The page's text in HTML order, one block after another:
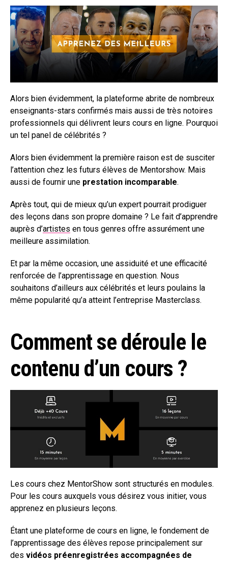
Alors bien évidemment, la plateforme abrite de nombreux
enseignants-stars confirmés mais aussi de très notoires
professionnels qui délivrent leurs cours en ligne. Pourquoi
un tel panel de célébrités ?
Alors bien évidemment la première raison est de susciter
l’attention chez les futurs élèves de Mentorshow. Mais
aussi de fournir une prestation incomparable.
Après tout, qui de mieux qu’un expert pourrait prodiguer
des leçons dans son propre domaine ? Le fait d’apprendre
auprès d’artistes en tous genres offre assurément une
meilleure assimilation.
Et par la même occasion, une assiduité et une efficacité
renforcée de l’apprentissage en question. Nous
souhaitons d’ailleurs aux célébrités et leurs poulains la
même popularité qu’a atteint l’entreprise Masterclass.
Comment se déroule le
contenu d’un cours ?
Les cours chez MentorShow sont structurés en modules.
Pour les cours auxquels vous désirez vous initier, vous
apprenez en plusieurs leçons.
Étant une plateforme de cours en ligne, le fondement de
l’apprentissage des élèves repose principalement sur
des vidéos préenregistrées accompagnées de